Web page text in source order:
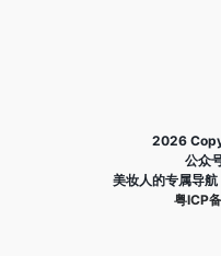
2026
公众
美妆人的专属导航
粤ICP